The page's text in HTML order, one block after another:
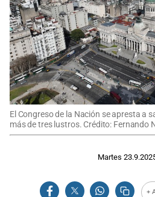
El Congreso de la Nación se apresta a
más de tres lustros. Crédito: Fernando
Martes
+